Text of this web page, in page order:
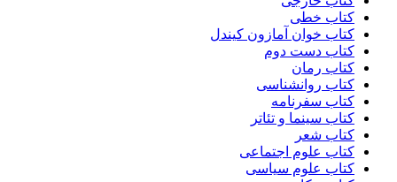
کتاب خطی
کتاب خوان آمازون کیندل
کتاب دست دوم
کتاب رمان
کتاب روانشناسی
کتاب سفرنامه
کتاب سینما و تئاتر
کتاب شعر
کتاب علوم اجتماعی
کتاب علوم سیاسی